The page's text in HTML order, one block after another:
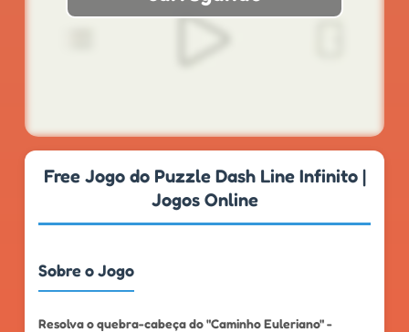
Free Jogo do Puzzle Dash Line Infinito |
Jogos Online
Sobre o Jogo
Resolva o quebra-cabeça do "Caminho Euleriano" -